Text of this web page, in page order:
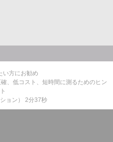
い方にお勧め
、低コスト、短時間に測るためのヒン
ト
ション） 2分37秒